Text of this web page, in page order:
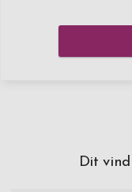
Dit